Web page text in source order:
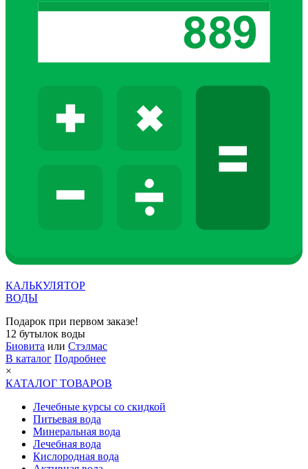
КАЛЬКУЛЯТОР
ВОДЫ
Подарок при первом заказе!
12 бутылок воды
Биовита или Стэлмас
В каталог Подробнее
×
КАТАЛОГ ТОВАРОВ
Лечебные курсы со скидкой
Питьевая вода
Минеральная вода
Лечебная вода
Кислородная вода